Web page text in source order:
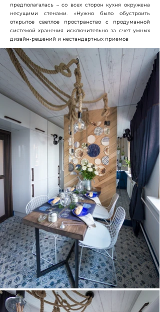
предполагалась – со всех сторон кухня окружена
несущими стенами. «Нужно было обустроить
открытое светлое пространство с продуманной
системой хранения исключительно за счет умных
дизайн-решений и нестандартных приемов